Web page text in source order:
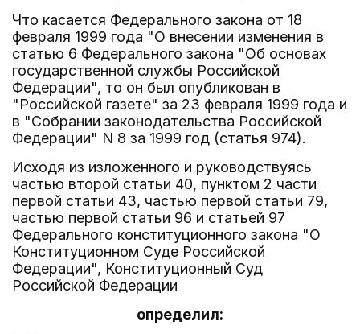
Что касается Федерального закона от 18
февраля 1999 года "О внесении изменения в
статью 6 Федерального закона "Об основах
государственной службы Российской
Федерации", то он был опубликован в
"Российской газете" за 23 февраля 1999 года и
в "Собрании законодательства Российской
Федерации" N 8 за 1999 год (статья 974).
Исходя из изложенного и руководствуясь
частью второй статьи 40, пунктом 2 части
первой статьи 43, частью первой статьи 79,
частью первой статьи 96 и статьей 97
Федерального конституционного закона "О
Конституционном Суде Российской
Федерации", Конституционный Суд
Российской Федерации
определил: